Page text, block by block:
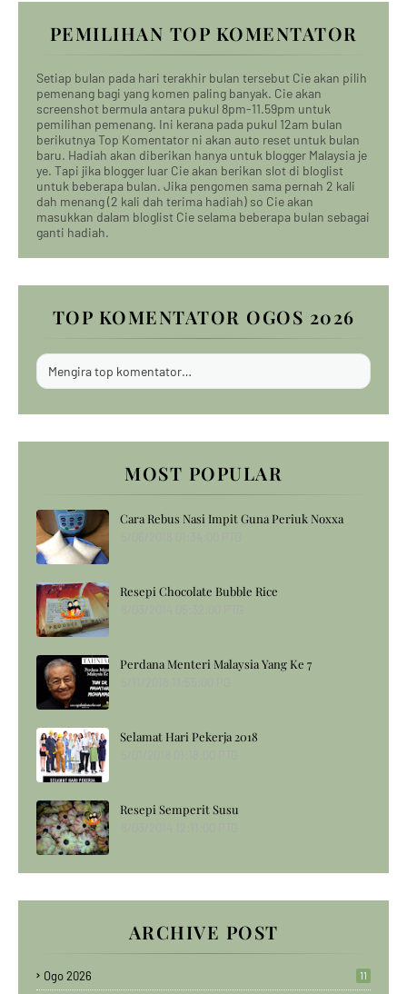
PEMILIHAN TOP KOMENTATOR
Setiap bulan pada hari terakhir bulan tersebut Cie akan pilih
pemenang bagi yang komen paling banyak. Cie akan
screenshot bermula antara pukul 8pm-11.59pm untuk
pemilihan pemenang. Ini kerana pada pukul 12am bulan
berikutnya Top Komentator ni akan auto reset untuk bulan
baru. Hadiah akan diberikan hanya untuk blogger Malaysia je
ye. Tapi jika blogger luar Cie akan berikan slot di bloglist
untuk beberapa bulan. Jika pengomen sama pernah 2 kali
dah menang (2 kali dah terima hadiah) so Cie akan
masukkan dalam bloglist Cie selama beberapa bulan sebagai
ganti hadiah.
TOP KOMENTATOR OGOS 2026
Mengira top komentator…
MOST POPULAR
Cara Rebus Nasi Impit Guna Periuk Noxxa
Resepi Chocolate Bubble Rice
Perdana Menteri Malaysia Yang Ke 7
Selamat Hari Pekerja 2018
Resepi Semperit Susu
ARCHIVE POST
Ogo 2026 11